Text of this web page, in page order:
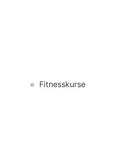
Fitnesskurse